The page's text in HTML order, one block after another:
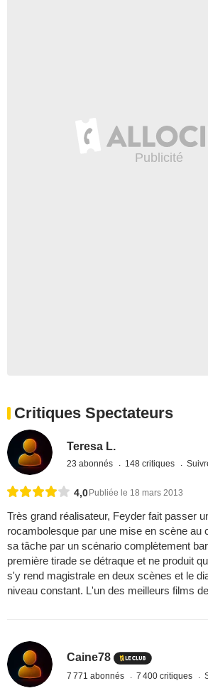
Critiques Spectateurs
Teresa L.
23 abonnés 148 critiques
4,0 Publiée le 18 mars 2013
Très grand réalisateur, Feyder fait passer
rocambolesque par une mise en scène au
sa tâche par un scénario complètement
première tirade se détraque et ne produit
s'y rend magistrale en deux scènes et le
niveau constant. L'un des meilleurs films
Caine78
7 771 abonnés 7 400 critiques